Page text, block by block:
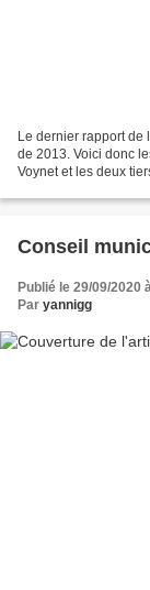
Le dernier rapport de
de 2013. Voici donc
Voynet et les deux
Conseil
Publié le 29/09/2020
Par yannigg